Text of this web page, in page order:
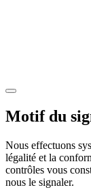
Motif du
Nous effectuons
légalité et la
contrôles vous
nous le signaler.